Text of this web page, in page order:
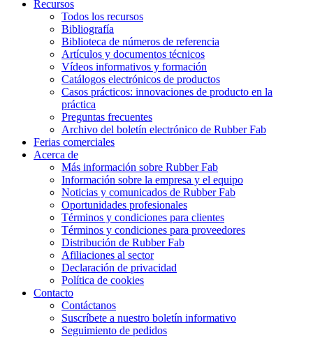
Recursos
Todos los recursos
Bibliografía
Biblioteca de números de referencia
Artículos y documentos técnicos
Vídeos informativos y formación
Catálogos electrónicos de productos
Casos prácticos: innovaciones de producto en la
práctica
Preguntas frecuentes
Archivo del boletín electrónico de Rubber Fab
Ferias comerciales
Acerca de
Más información sobre Rubber Fab
Información sobre la empresa y el equipo
Noticias y comunicados de Rubber Fab
Oportunidades profesionales
Términos y condiciones para clientes
Términos y condiciones para proveedores
Distribución de Rubber Fab
Afiliaciones al sector
Declaración de privacidad
Política de cookies
Contacto
Contáctanos
Suscríbete a nuestro boletín informativo
Seguimiento de pedidos